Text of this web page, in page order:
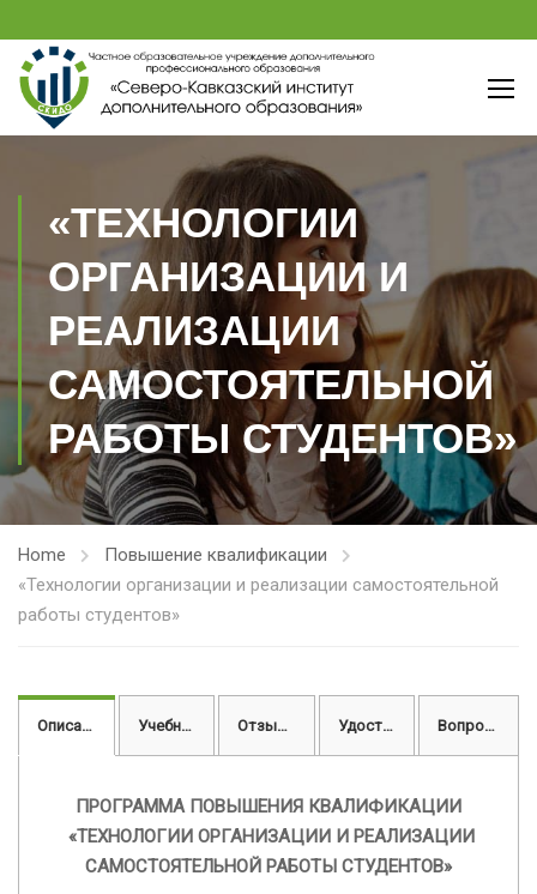
«ТЕХНОЛОГИИ
ОРГАНИЗАЦИИ И
РЕАЛИЗАЦИИ
САМОСТОЯТЕЛЬНОЙ
РАБОТЫ СТУДЕНТОВ»
Home
Повышение квалификации
«Технологии организации и реализации самостоятельной
работы студентов»
Описание Учебный план Отзывы Удостоверение Вопросы
ПРОГРАММА ПОВЫШЕНИЯ КВАЛИФИКАЦИИ
«ТЕХНОЛОГИИ ОРГАНИЗАЦИИ И РЕАЛИЗАЦИИ
САМОСТОЯТЕЛЬНОЙ РАБОТЫ СТУДЕНТОВ»